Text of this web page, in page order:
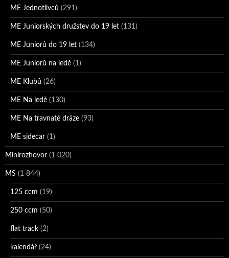
ME Jednotlivců (291)
ME Juniorských družstev do 19 let (131)
ME Juniorů do 19 let (134)
ME Juniorů na ledě (1)
ME Klubů (26)
ME Na ledě (130)
ME Na travnaté dráze (93)
ME sidecar (1)
Minirozhovor (1 020)
MS (1 844)
125 ccm (19)
250 ccm (50)
flat track (2)
kalendář (24)